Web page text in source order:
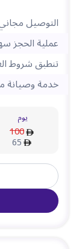
التوصيل
عملية الحجز
تنطبق شروط
خدمة وصيانة
يوم
100
65